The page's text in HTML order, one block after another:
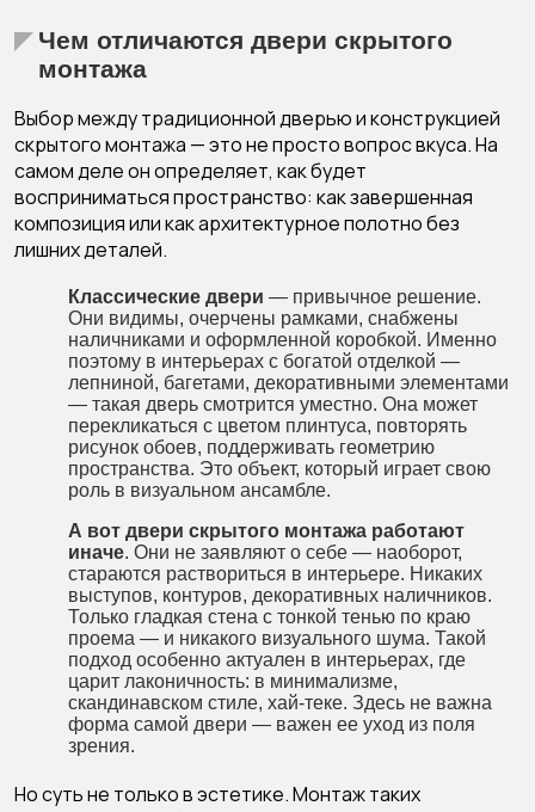
Чем отличаются двери скрытого
монтажа
Выбор между традиционной дверью и конструкцией
скрытого монтажа — это не просто вопрос вкуса. На
самом деле он определяет, как будет
восприниматься пространство: как завершенная
композиция или как архитектурное полотно без
лишних деталей.
Классические двери — привычное решение.
Они видимы, очерчены рамками, снабжены
наличниками и оформленной коробкой. Именно
поэтому в интерьерах с богатой отделкой —
лепниной, багетами, декоративными элементами
— такая дверь смотрится уместно. Она может
перекликаться с цветом плинтуса, повторять
рисунок обоев, поддерживать геометрию
пространства. Это объект, который играет свою
роль в визуальном ансамбле.
А вот двери скрытого монтажа работают
иначе. Они не заявляют о себе — наоборот,
стараются раствориться в интерьере. Никаких
выступов, контуров, декоративных наличников.
Только гладкая стена с тонкой тенью по краю
проема — и никакого визуального шума. Такой
подход особенно актуален в интерьерах, где
царит лаконичность: в минимализме,
скандинавском стиле, хай-теке. Здесь не важна
форма самой двери — важен ее уход из поля
зрения.
Но суть не только в эстетике. Монтаж таких